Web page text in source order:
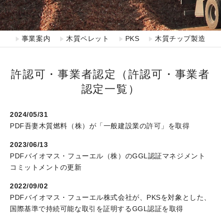
現場から
CSR
会社情報
採用情報
事業案内 木質ペレット PKS 木質チップ製造
許認可・事業者認定（許認可・事業者
認定一覧）
2024/05/31
PDF吾妻木質燃料（株）が「一般建設業の許可」を取得
2023/06/13
PDFバイオマス・フューエル（株）のGGL認証マネジメント
コミットメントの更新
2022/09/02
PDFバイオマス・フューエル株式会社が、PKSを対象とした、
国際基準で持続可能な取引を証明するGGL認証を取得